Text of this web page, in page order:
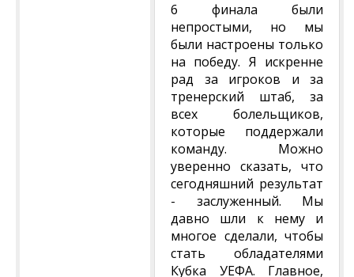
6 финала были
непростыми, но мы
были настроены только
на победу. Я искренне
рад за игроков и за
тренерский штаб, за
всех болельщиков,
которые поддержали
команду. Можно
уверенно сказать, что
сегодняшний результат
- заслуженный. Мы
давно шли к нему и
многое сделали, чтобы
стать обладателями
Кубка УЕФА. Главное,